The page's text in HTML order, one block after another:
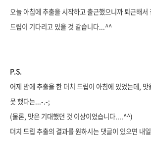
오늘 아침에 추출을 시작하고 출근했으니까 퇴근해서
드립이 기다리고 있을 것 같습니다...^^
P.S.
어제 밤에 추출을 한 더치 드립이 아침에 있었는데,
못 했다는...-.-;
(물론, 맛은 기대했던 것 이상이었습니다....^^)
더치 드립 추출의 결과를 원하시는 댓글이 있으면 내